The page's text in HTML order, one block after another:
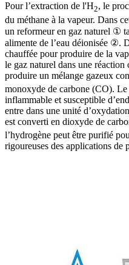
Pour l’extraction de l'H2, le
du méthane à la vapeur. Dans
un reformeur en gaz naturel ①
alimente de l’eau déionisée ②.
chauffée pour produire de la
le gaz naturel dans une
produire un mélange gazeux
monoxyde de carbone (CO).
inflammable et susceptible
entre dans une unité
est converti en dioxyde de
l’hydrogène peut être purifié
rigoureuses des applications de